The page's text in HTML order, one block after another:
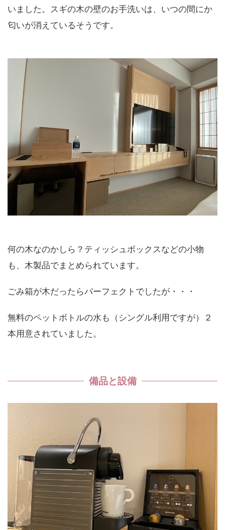
いました。スギの木の壁のお手洗いは、いつの間にか
匂いが消えているそうです。
何の木なのかしら？ティッシュボックスなどの小物
も、木製品でまとめられています。
ごみ箱が木だったらパーフェクトでしたが・・・
無料のペットボトルの水も（シングル利用ですが）２
本用意されていました。
備品と設備